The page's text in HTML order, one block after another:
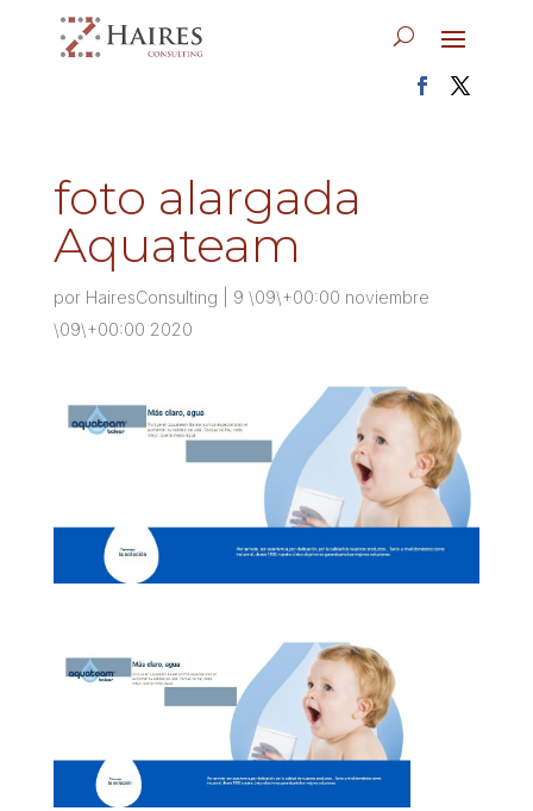
foto alargada
Aquateam
por HairesConsulting
9 \09\+00:00 noviembre
\09\+00:00 2020